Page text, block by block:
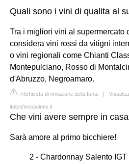
Quali sono i vini di qualita al
Tra i migliori vini al supermercato
considera vini rossi da vitigni
o vini regionali come Chianti
Montepulciano, Rosso di
d'Abruzzo, Negroamaro.
Richiesta di rimozione della fonte |
italysfinestwines.it
Che vini avere sempre in
Sarà amore al primo bicchiere!
2 - Chardonnay Salento